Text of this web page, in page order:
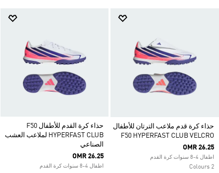
حذاء كرة قدم ملاعب الترتان للأطفال
F50 HYPERFAST CLUB VELCRO
OMR 26.25
اطفال 4-8 سنوات كرة القدم
2 Colours
حذاء كرة القدم للأطفال F50
HYPERFAST CLUB لملاعب العشب
الصناعي
OMR 26.25
اطفال 4-8 سنوات كرة القدم